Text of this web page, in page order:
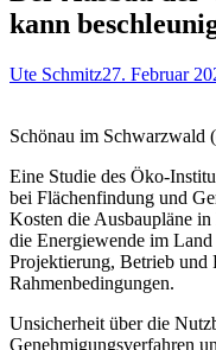
kann
Ute Schmitz27. Februar
Schönau im Schwarzwald
Eine Studie des Öko-
bei Flächenfindung und
Kosten die Ausbaupläne
die Energiewende im
Projektierung, Betrieb und
Rahmenbedingungen.
Unsicherheit über die
Genehmigungsverfahren